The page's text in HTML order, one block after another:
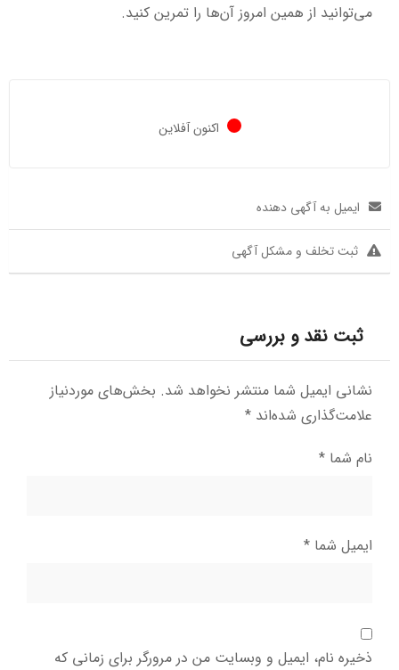
می‌توانید از همین امروز آن‌ها را تمرین کنید.
اکنون آفلاین
ایمیل به آگهی دهنده
ثبت تخلف و مشکل آگهی
ثبت نقد و بررسی
نشانی ایمیل شما منتشر نخواهد شد. بخش‌های موردنیاز
علامت‌گذاری شده‌اند *
نام شما *
ایمیل شما *
ذخیره نام، ایمیل و وبسایت من در مرورگر برای زمانی که